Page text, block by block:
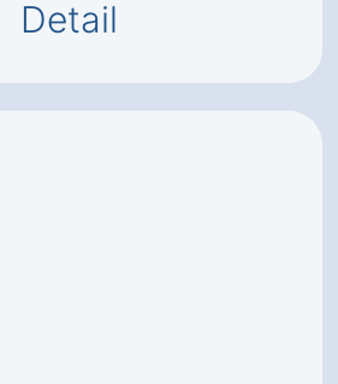
Detail